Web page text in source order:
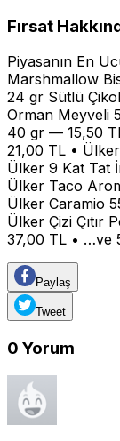
Fırsat
Piyasanın En
Marshmallow
24 gr Sütlü
Orman Meyveli
40 gr — 15,50
21,00 TL •
Ülker 9 Kat Tat
Ülker Taco
Ülker Caramio
Ülker Çizi Çıtır
37,00 TL • …ve
Paylaş
Tweet
0 Yorum